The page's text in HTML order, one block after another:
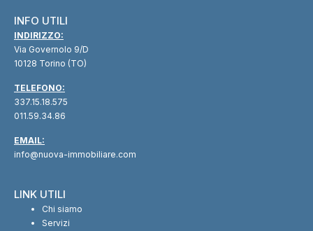
INFO UTILI
INDIRIZZO:
Via Governolo 9/D
10128 Torino (TO)
TELEFONO:
337.15.18.575
011.59.34.86
EMAIL:
info@nuova-immobiliare.com
LINK UTILI
Chi siamo
Servizi